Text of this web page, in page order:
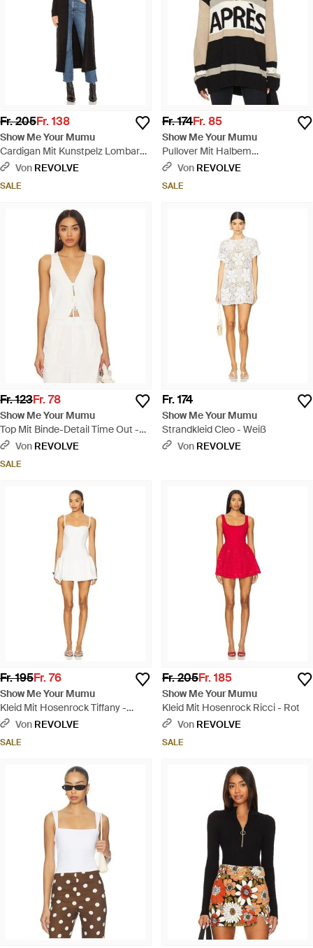
Fr. 205Fr. 138
Show Me Your Mumu
Cardigan Mit Kunstpelz Lombardi
- Blau
Von REVOLVE
SALE
Fr. 174Fr. 85
Show Me Your Mumu
Pullover Mit Halbem
Reissverschluss Weston -
Von REVOLVE
SALE
Fr. 123Fr. 78
Show Me Your Mumu
Top Mit Binde-Detail Time Out -
WeißVon REVOLVE
SALE
Fr. 174
Show Me Your Mumu
Strandkleid Cleo - Weiß
Von REVOLVE
Fr. 195Fr. 76
Show Me Your Mumu
Kleid Mit Hosenrock Tiffany -
WeißVon REVOLVE
SALE
Fr. 205Fr. 185
Show Me Your Mumu
Kleid Mit Hosenrock Ricci - Rot
Von REVOLVE
SALE